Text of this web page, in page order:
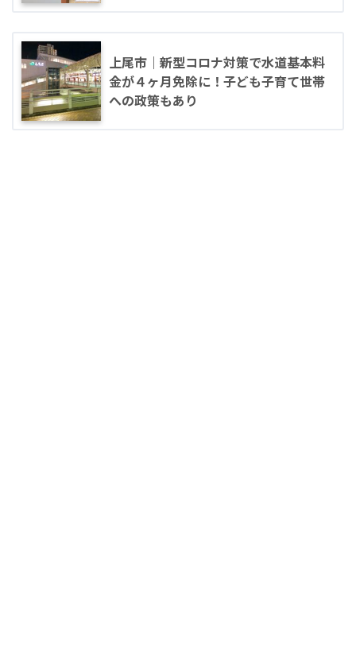
上尾市｜新型コロナ対策で水道基本料
金が４ヶ月免除に！子ども子育て世帯
への政策もあり